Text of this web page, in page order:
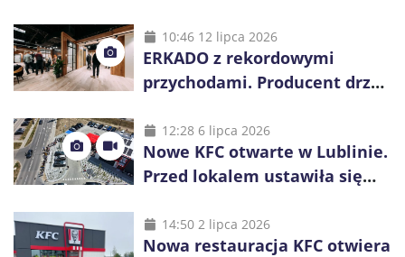
10:46 12 lipca 2026
ERKADO z rekordowymi
przychodami. Producent drzwi
inwestycje
12:28 6 lipca 2026
Nowe KFC otwarte w Lublinie.
Przed lokalem ustawiła się
14:50 2 lipca 2026
Nowa restauracja KFC otwiera